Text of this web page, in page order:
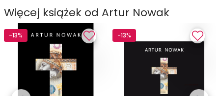
Więcej książek od Artur Nowak
-13% -13%